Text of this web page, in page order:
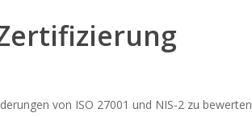
von ISO 27001 und NIS-2 zu bewerten